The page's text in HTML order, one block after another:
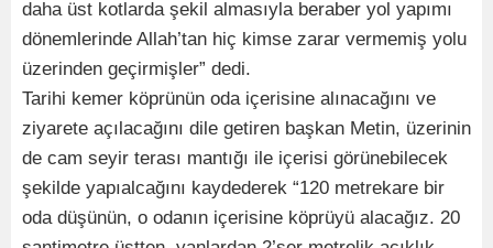
daha üst kotlarda şekil almasıyla beraber yol yapımı
dönemlerinde Allah’tan hiç kimse zarar vermemiş yolu
üzerinden geçirmişler” dedi.
Tarihi kemer köprünün oda içerisine alınacağını ve
ziyarete açılacağını dile getiren başkan Metin, üzerinin
de cam seyir terası mantığı ile içerisi görünebilecek
şekilde yapıalcağını kaydederek “120 metrekare bir
oda düşünün, o odanın içerisine köprüyü alacağız. 20